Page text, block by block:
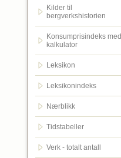
Kilder til
bergverkshistorien
Konsumprisindeks med
kalkulator
Leksikon
Leksikonindeks
Nærblikk
Tidstabeller
Verk - totalt antall